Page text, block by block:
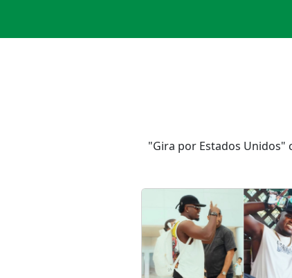
"Gira por Estados Unidos"